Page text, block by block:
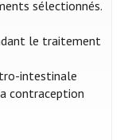
sélectionnés.
le traitement
intestinale
contraception